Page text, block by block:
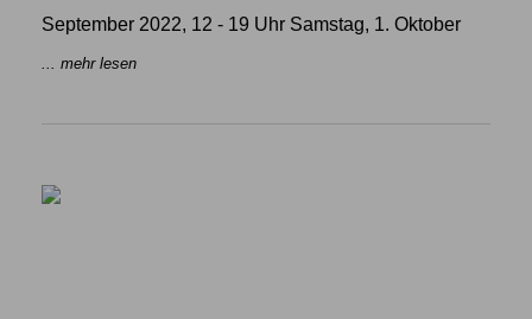
September 2022, 12 - 19 Uhr Samstag, 1. Oktober
... mehr lesen